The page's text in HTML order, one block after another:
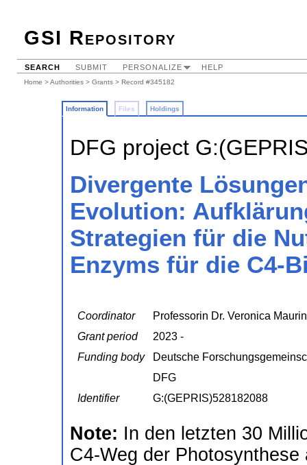
GSI Repository
SEARCH SUBMIT PERSONALIZE HELP
Home >Authorities > Grants > Record #345182
Information Files Holdings
DFG project
Divergente
Evolution:
Strategien für die
Enzyms für die C4-
Coordinator
Professorin Dr. Veronica
Grant period
2023 -
Funding body
Deutsche
DFG
Identifier
G:(GEPRIS)528182088
Note: In den letzten 30
C4-Weg der